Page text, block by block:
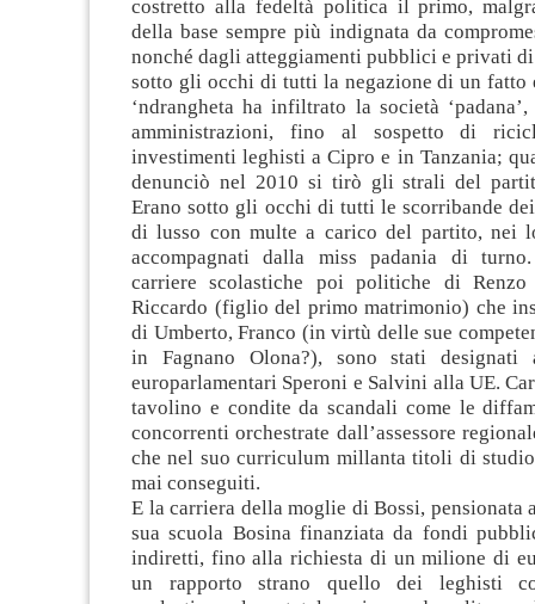
costretto alla fedeltà politica il primo,
della base sempre più indignata da
nonché dagli atteggiamenti pubblici e privati
sotto gli occhi di tutti la negazione di un fatto
‘ndrangheta ha infiltrato la società
amministrazioni, fino al sospetto di
investimenti leghisti a Cipro e in Tanzania;
denunciò nel 2010 si tirò gli strali del
Erano sotto gli occhi di tutti le scorribande
di lusso con multe a carico del partito, nei
accompagnati dalla miss padania di
carriere scolastiche poi politiche di
Riccardo (figlio del primo matrimonio) che
di Umberto, Franco (in virtù delle sue
in Fagnano Olona?), sono stati designati
europarlamentari Speroni e Salvini alla UE.
tavolino e condite da scandali come le
concorrenti orchestrate dall’assessore
che nel suo curriculum millanta titoli di
mai conseguiti.
E la carriera della moglie di Bossi, pensionata
sua scuola Bosina finanziata da fondi
indiretti, fino alla richiesta di un milione di
un rapporto strano quello dei leghisti